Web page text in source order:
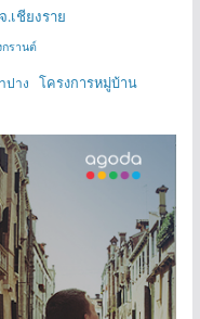
.เชียงราย
กรานต์
ปาง โครงการหมู่บ้าน